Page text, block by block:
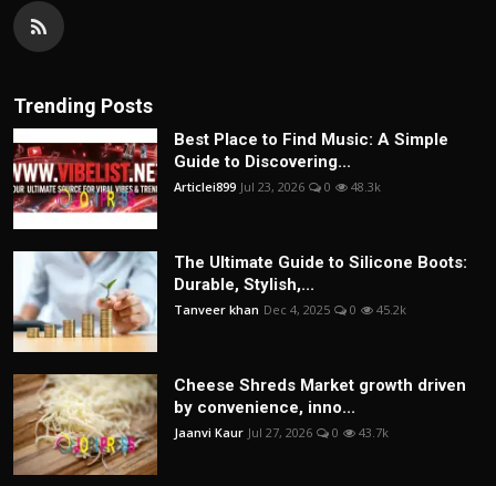
Trending Posts
Best Place to Find Music: A Simple
Guide to Discovering...
Articlei899 Jul 23, 2026 0 48.3k
The Ultimate Guide to Silicone Boots:
Durable, Stylish,...
Tanveer khan Dec 4, 2025 0 45.2k
Cheese Shreds Market growth driven
by convenience, inno...
Jaanvi Kaur Jul 27, 2026 0 43.7k